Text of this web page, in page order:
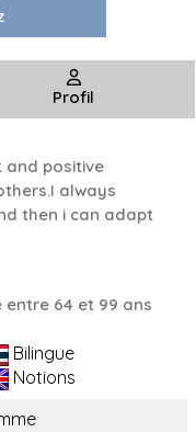
Profil
positive
always
then i can adapt
64 et 99 ans
Bilingue
Notions